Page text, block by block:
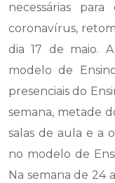
necessárias
coronavírus,
dia 17 de maio.
modelo de
presenciais do
semana, metade
salas de aula e a
no modelo de
Na semana de 24